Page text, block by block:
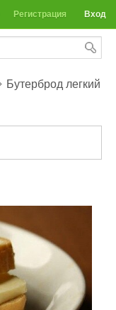
Вход
Регистрация
Бутерброд легкий